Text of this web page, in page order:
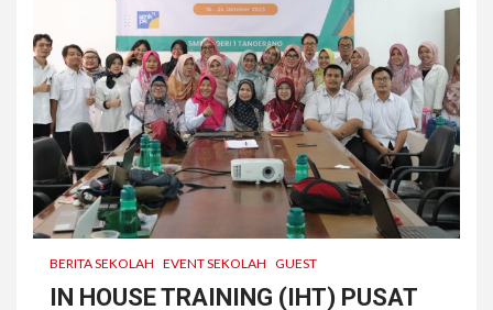
BERITA SEKOLAH EVENT SEKOLAH GUEST
IN HOUSE TRAINING (IHT) PUSAT